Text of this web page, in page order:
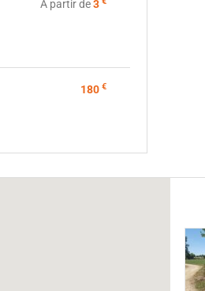
À partir de3
180 €